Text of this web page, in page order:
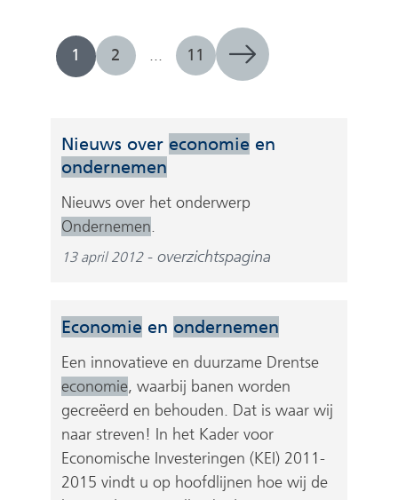
1 2 ... 11
Nieuws over economieen
ondernemen
Nieuws over het onderwerp
Ondernemen.
13 april 2012 overzichtspagina
Economieen ondernemen
Een innovatieve en duurzame Drentse
economie, waarbij banen worden
gecreëerd en behouden. Dat is waar wij
naar streven! In het Kader voor
Economische Investeringen (KEI) 2011-
2015 vindt u op hoofdlijnen hoe wij de